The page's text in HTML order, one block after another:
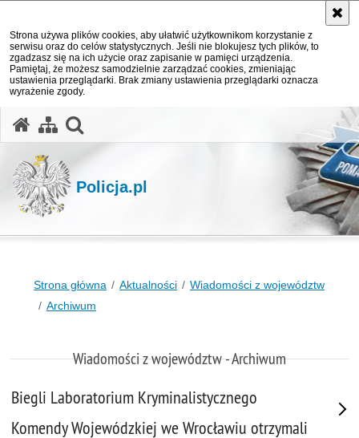
Strona używa plików cookies, aby ułatwić użytkownikom korzystanie z
serwisu oraz do celów statystycznych. Jeśli nie blokujesz tych plików, to
zgadzasz się na ich użycie oraz zapisanie w pamięci urządzenia.
Pamiętaj, że możesz samodzielnie zarządzać cookies, zmieniając
ustawienia przeglądarki. Brak zmiany ustawienia przeglądarki oznacza
wyrażenie zgody.
Policja.pl
Strona główna Aktualności
Wiadomości z województw
Archiwum
Wiadomości z województw - Archiwum
Biegli Laboratorium Kryminalistycznego
Komendy Wojewódzkiej we Wrocławiu otrzymali